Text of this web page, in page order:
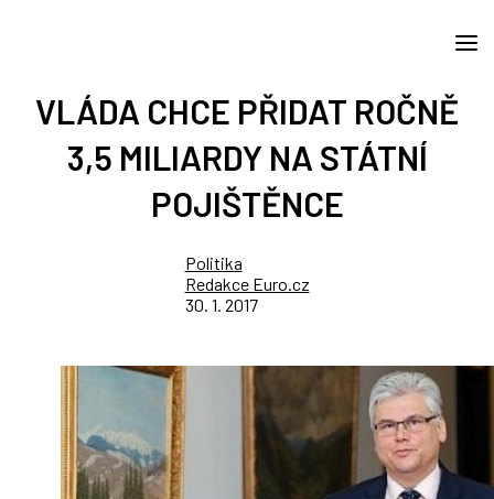
VLÁDA CHCE PŘIDAT ROČNĚ
3,5 MILIARDY NA STÁTNÍ
POJIŠTĚNCE
Politika
Redakce Euro.cz
30. 1. 2017